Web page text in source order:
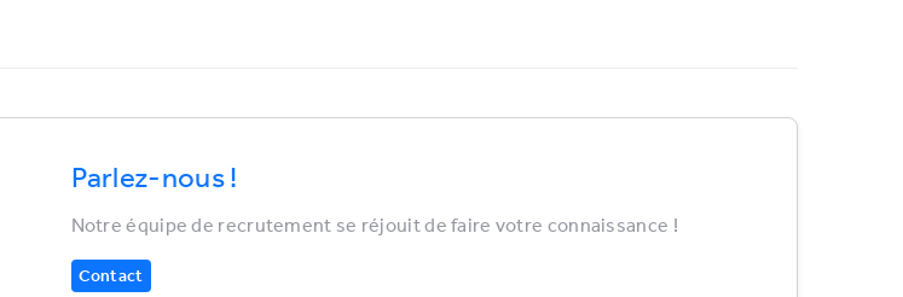
Parlez-nous !
Notre équipe de recrutement se réjouit de faire votre connaissance !
Contact